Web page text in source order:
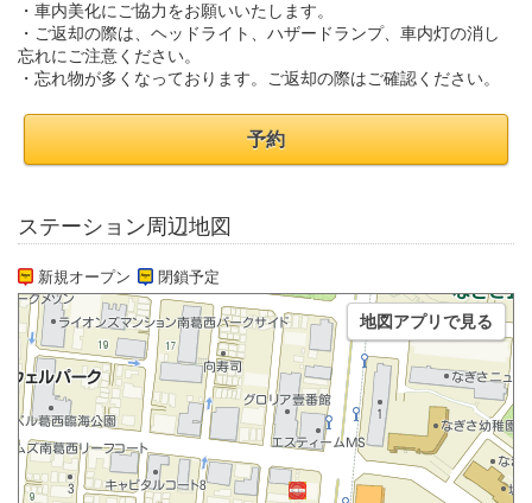
・車内美化にご協力をお願いいたします。
・ご返却の際は、ヘッドライト、ハザードランプ、車内灯の消し
忘れにご注意ください。
・忘れ物が多くなっております。ご返却の際はご確認ください。
予約
ステーション周辺地図
新規オープン 閉鎖予定
地図アプリで見る